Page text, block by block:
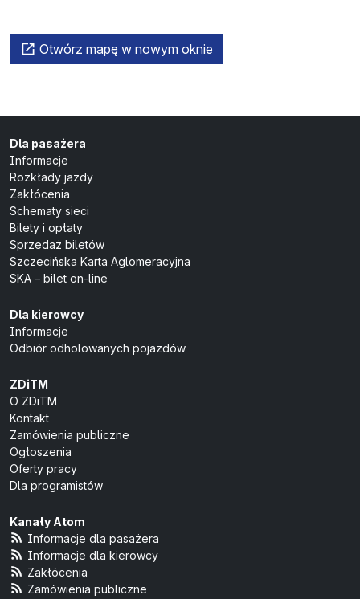
Otwórz mapę w nowym oknie
Dla pasażera
Informacje
Rozkłady jazdy
Zakłócenia
Schematy sieci
Bilety i opłaty
Sprzedaż biletów
Szczecińska Karta Aglomeracyjna
SKA – bilet on-line
Dla kierowcy
Informacje
Odbiór odholowanych pojazdów
ZDiTM
O ZDiTM
Kontakt
Zamówienia publiczne
Ogłoszenia
Oferty pracy
Dla programistów
Kanały Atom
Informacje dla pasażera
Informacje dla kierowcy
Zakłócenia
Zamówienia publiczne